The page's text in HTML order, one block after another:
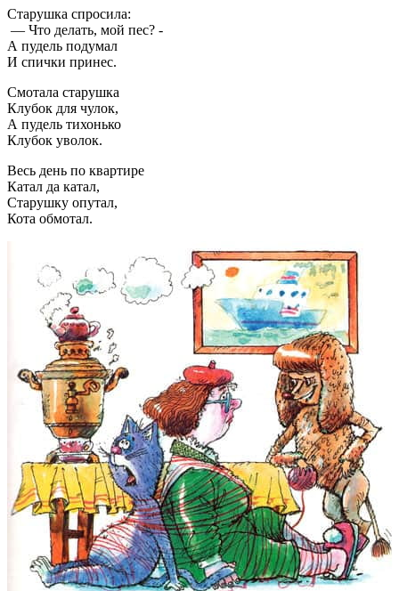
Старушка спросила:
— Что делать, мой пес? -
А пудель подумал
И спички принес.
Смотала старушка
Клубок для чулок,
А пудель тихонько
Клубок уволок.
Весь день по квартире
Катал да катал,
Старушку опутал,
Кота обмотал.